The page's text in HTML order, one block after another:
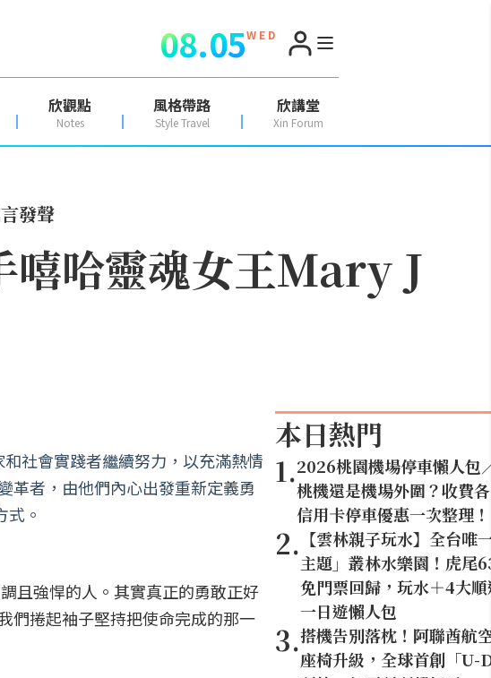
08.05W E D
欣觀點
Notes
風格帶路
Style Travel
欣講堂
Xin Forum
發聲
哈靈魂女王Mary J
社會實踐者繼續努力，以充滿熱情
革者，由他們內心出發重新定義勇
。
且強悍的人。其實真正的勇敢正好
們捲起袖子堅持把使命完成的那一
本日熱門
1.2026桃園機場停車懶人包
桃機還是機場外圍？收費
信用卡停車優惠一次整理！
2. 【雲林親子玩水】全台唯
主題」叢林水樂園！虎尾
免門票回歸，玩水＋4大
一日遊懶人包
3.搭機告別落枕！阿聯酋航
座椅升級，全球首創「